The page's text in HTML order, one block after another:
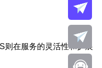
则在服务的灵活性和扩展